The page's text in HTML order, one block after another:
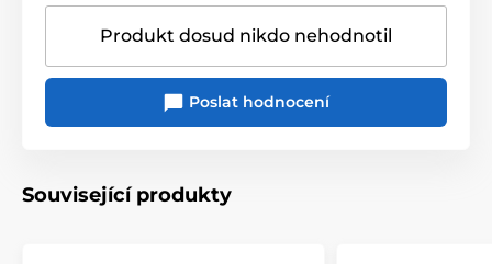
Produkt dosud nikdo nehodnotil
Poslat hodnocení
Související produkty